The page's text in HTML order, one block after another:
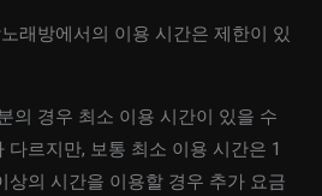
래방에서의 이용 시간은 제한이 있
의 경우 최소 이용 시간이 있을 수
다르지만, 보통 최소 이용 시간은 1
상의 시간을 이용할 경우 추가 요금